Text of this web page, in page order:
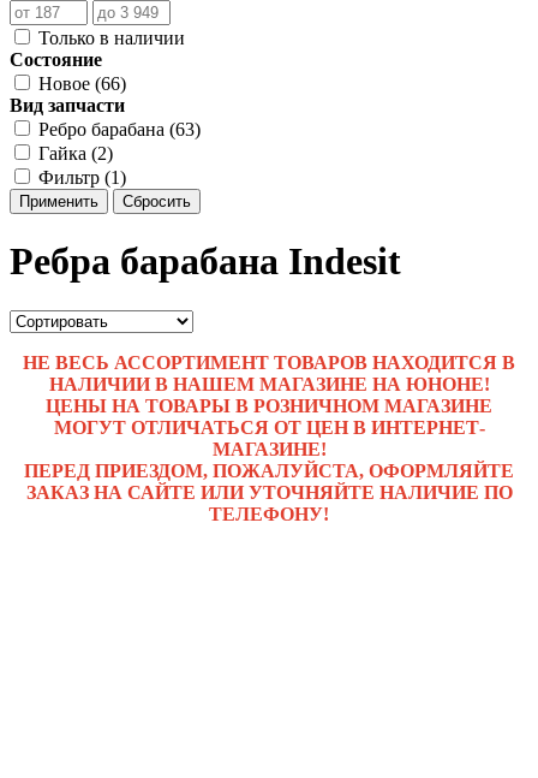
Только в наличии
Состояние
Новое (66)
Вид запчасти
Ребро барабана (63)
Гайка (2)
Фильтр (1)
Применить Сбросить
Ребра барабана Indesit
НЕ ВЕСЬ АССОРТИМЕНТ ТОВАРОВ НАХОДИТСЯ В
НАЛИЧИИ В НАШЕМ МАГАЗИНЕ НА ЮНОНЕ!
ЦЕНЫ НА ТОВАРЫ В РОЗНИЧНОМ МАГАЗИНЕ
МОГУТ ОТЛИЧАТЬСЯ ОТ ЦЕН В ИНТЕРНЕТ-
МАГАЗИНЕ!
ПЕРЕД ПРИЕЗДОМ, ПОЖАЛУЙСТА, ОФОРМЛЯЙТЕ
ЗАКАЗ НА САЙТЕ ИЛИ УТОЧНЯЙТЕ НАЛИЧИЕ ПО
ТЕЛЕФОНУ!